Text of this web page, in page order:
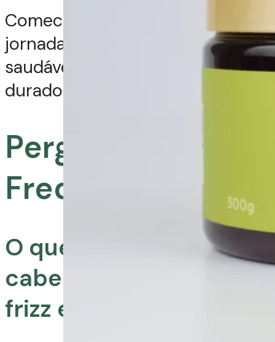
Comece hoje mesmo a sua
jornada rumo a um cabelo mais
saudável, com brilho e maciez
duradouros!
Perguntas
Frequentes:
O que fazer quando o
cabelo está com muito
frizz e ressecado?